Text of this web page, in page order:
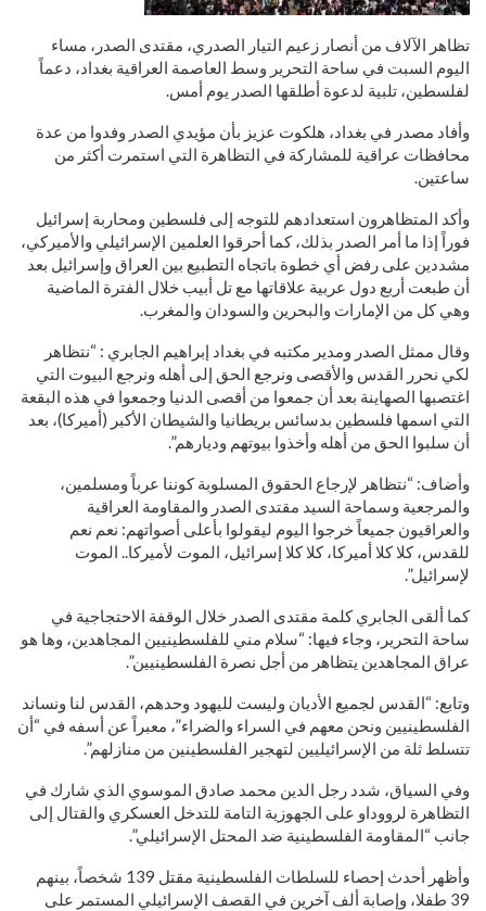
تظاهر الآلاف من أنصار زعيم التيار الصدري، مقتدى الصدر، مساء
اليوم السبت في ساحة التحرير وسط العاصمة العراقية بغداد، دعماً
لفلسطين، تلبية لدعوة أطلقها الصدر يوم أمس.
وأفاد مصدر في بغداد، هلكوت عزيز بأن مؤيدي الصدر وفدوا من عدة
محافظات عراقية للمشاركة في التظاهرة التي استمرت أكثر من
ساعتين.
وأكد المتظاهرون استعدادهم للتوجه إلى فلسطين ومحاربة إسرائيل
فوراً إذا ما أمر الصدر بذلك، كما أحرقوا العلمين الإسرائيلي والأميركي،
مشددين على رفض أي خطوة باتجاه التطبيع بين العراق وإسرائيل بعد
أن طبعت أربع دول عربية علاقاتها مع تل أبيب خلال الفترة الماضية
وهي كل من الإمارات والبحرين والسودان والمغرب.
وقال ممثل الصدر ومدير مكتبه في بغداد إبراهيم الجابري : “نتظاهر
لكي نحرر القدس والأقصى ونرجع الحق إلى أهله ونرجع البيوت التي
اغتصبها الصهاينة بعد أن جمعوا من أقصى الدنيا وجمعوا في هذه البقعة
التي اسمها فلسطين بدسائس بريطانيا والشيطان الأكبر (أميركا)، بعد
أن سلبوا الحق من أهله وأخذوا بيوتهم وديارهم”.
وأضاف: “نتظاهر لإرجاع الحقوق المسلوبة كوننا عرباً ومسلمين،
والمرجعية وسماحة السيد مقتدى الصدر والمقاومة العراقية
والعراقيون جميعاً خرجوا اليوم ليقولوا بأعلى أصواتهم: نعم نعم
للقدس، كلا كلا أميركا، كلا كلا إسرائيل، الموت لأميركا.. الموت
لإسرائيل”.
كما ألقى الجابري كلمة مقتدى الصدر خلال الوقفة الاحتجاجية في
ساحة التحرير، وجاء فيها: “سلام مني للفلسطينيين المجاهدين، وها هو
عراق المجاهدين يتظاهر من أجل نصرة الفلسطينيين”.
وتابع: “القدس لجميع الأديان وليست لليهود وحدهم، القدس لنا ونساند
الفلسطينيين ونحن معهم في السراء والضراء”، معبراً عن أسفه في “أن
تتسلط ثلة من الإسرائيليين لتهجير الفلسطينين من منازلهم”.
وفي السياق، شدد رجل الدين محمد صادق الموسوي الذي شارك في
التظاهرة لرووداو على الجهوزية التامة للتدخل العسكري والقتال إلى
جانب “المقاومة الفلسطينية ضد المحتل الإسرائيلي”.
وأظهر أحدث إحصاء للسلطات الفلسطينية مقتل 139 شخصاً، بينهم
39 طفلا، وإصابة ألف آخرين في القصف الإسرائيلي المستمر على